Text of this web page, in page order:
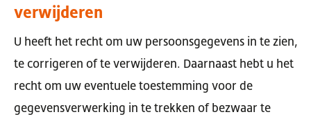
verwijderen
U heeft het recht om uw persoonsgegevens in te zien,
te corrigeren of te verwijderen. Daarnaast hebt u het
recht om uw eventuele toestemming voor de
gegevensverwerking in te trekken of bezwaar te